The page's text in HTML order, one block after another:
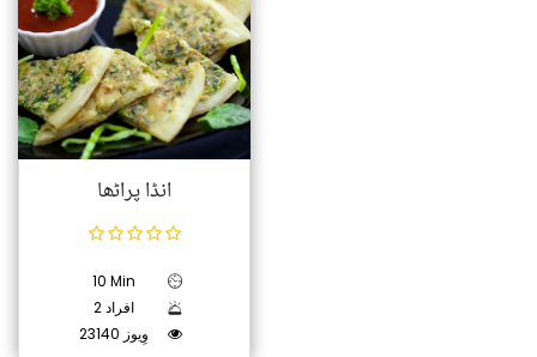
انڈا پراٹھا
10 Min
2 افراد
23140 وِیوز